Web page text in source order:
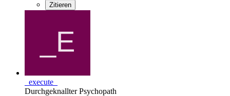
Zitieren
_execute_
Durchgeknallter Psychopath